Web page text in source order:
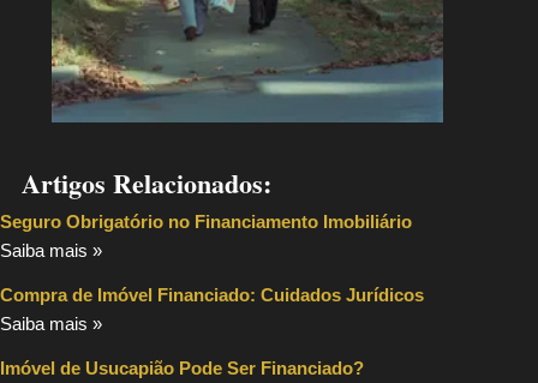
Artigos Relacionados:
Seguro Obrigatório no Financiamento Imobiliário
Saiba mais »
Compra de Imóvel Financiado: Cuidados Jurídicos
Saiba mais »
Imóvel de Usucapião Pode Ser Financiado?